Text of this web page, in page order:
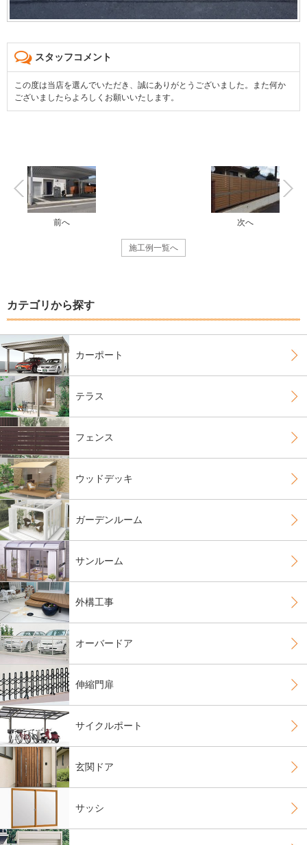
スタッフコメント
この度は当店を選んでいただき、誠にありがとうございました。また何か
ございましたらよろしくお願いいたします。
施工例一覧へ
前へ 次へ
カテゴリから探す
カーポート
テラス
フェンス
ウッドデッキ
ガーデンルーム
サンルーム
外構工事
オーバードア
伸縮門扉
サイクルポート
玄関ドア
サッシ